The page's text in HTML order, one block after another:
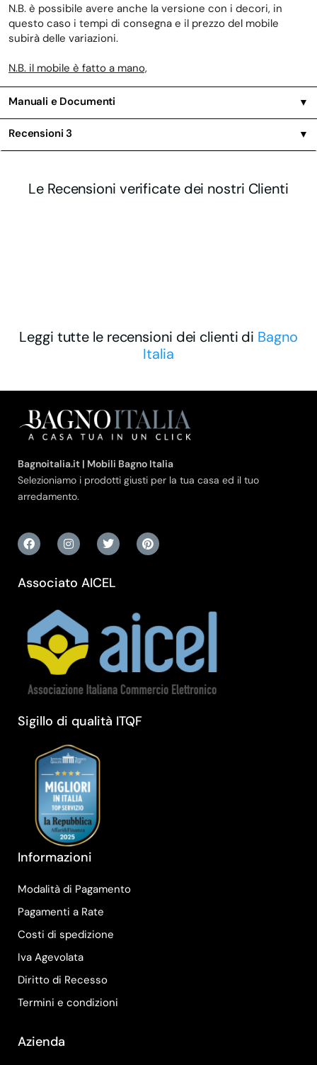
N.B. è possibile avere anche la versione con i decori, in
questo caso i tempi di consegna e il prezzo del mobile
subirà delle variazioni.
N.B. il mobile è fatto a mano,
Manuali e Documenti ▼
Recensioni3 ▼
Le Recensioni verificate dei nostri Clienti
Leggi tutte le recensioni dei clienti di Bagno
Italia
Bagnoitalia.it | Mobili Bagno Italia
Selezioniamo i prodotti giusti per la tua casa ed il tuo
arredamento.
Associato AICEL
Sigillo di qualità ITQF
Informazioni
Modalità di Pagamento
Pagamenti a Rate
Costi di spedizione
Iva Agevolata
Diritto di Recesso
Termini e condizioni
Azienda